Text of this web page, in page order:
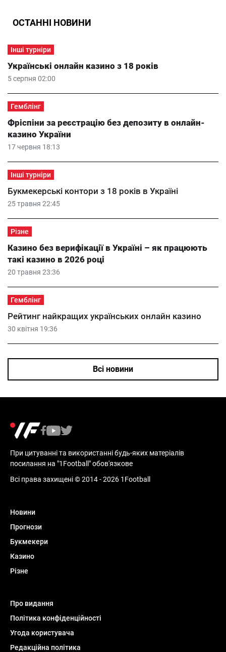
ОСТАННІ НОВИНИ
Інші турніри
5 серпня 02:00
Українські онлайн казино з 18 років
Гемблінг
17 червня 18:13
Фріспіни за реєстрацію без депозиту в онлайн-
казино України
Інші турніри
25 травня 22:45
Букмекерські контори з 18 років в Україні
Різне
20 травня 23:36
Казино без верифікації в Україні – як працюють
такі казино в 2026 році
Гемблінг
30 квітня 19:36
Рейтинг найкращих українських онлайн казино
Всі новини
При цитуванні та використанні будь-яких матеріалів
посилання на "1Football" обов'язкове
Всі права захищені © 2014 - 2026 1Football
Новини
Прогнози
Букмекери
Казино
Різне
Про видання
Політика конфіденційності
Угода користувача
Редакційна політика